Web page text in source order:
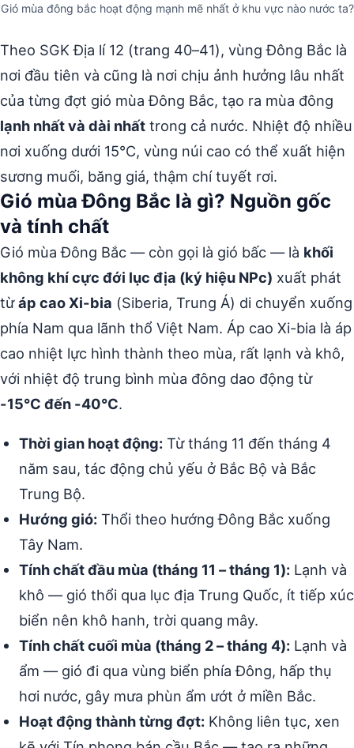
Gió mùa đông bắc hoạt động mạnh mẽ nhất ở khu vực nào nước ta?
Theo SGK Địa lí 12 (trang 40–41), vùng Đông Bắc là
nơi đầu tiên và cũng là nơi chịu ảnh hưởng lâu nhất
của từng đợt gió mùa Đông Bắc, tạo ra mùa đông
lạnh nhất và dài nhất trong cả nước. Nhiệt độ nhiều
nơi xuống dưới 15°C, vùng núi cao có thể xuất hiện
sương muối, băng giá, thậm chí tuyết rơi.
Gió mùa Đông Bắc là gì? Nguồn gốc
và tính chất
Gió mùa Đông Bắc — còn gọi là gió bấc — là khối
không khí cực đới lục địa (ký hiệu NPc) xuất phát
từáp cao Xi-bia (Siberia, Trung Á) di chuyển xuống
phía Nam qua lãnh thổ Việt Nam. Áp cao Xi-bia là áp
cao nhiệt lực hình thành theo mùa, rất lạnh và khô,
với nhiệt độ trung bình mùa đông dao động từ
-15°C đến -40°C.
Thời gian hoạt động: Từ tháng 11 đến tháng 4
năm sau, tác động chủ yếu ở Bắc Bộ và Bắc
Trung Bộ.
Hướng gió: Thổi theo hướng Đông Bắc xuống
Tây Nam.
Tính chất đầu mùa (tháng 11 – tháng 1): Lạnh và
khô — gió thổi qua lục địa Trung Quốc, ít tiếp xúc
biển nên khô hanh, trời quang mây.
Tính chất cuối mùa (tháng 2 – tháng 4): Lạnh và
ẩm — gió đi qua vùng biển phía Đông, hấp thụ
hơi nước, gây mưa phùn ẩm ướt ở miền Bắc.
Hoạt động thành từng đợt: Không liên tục, xen